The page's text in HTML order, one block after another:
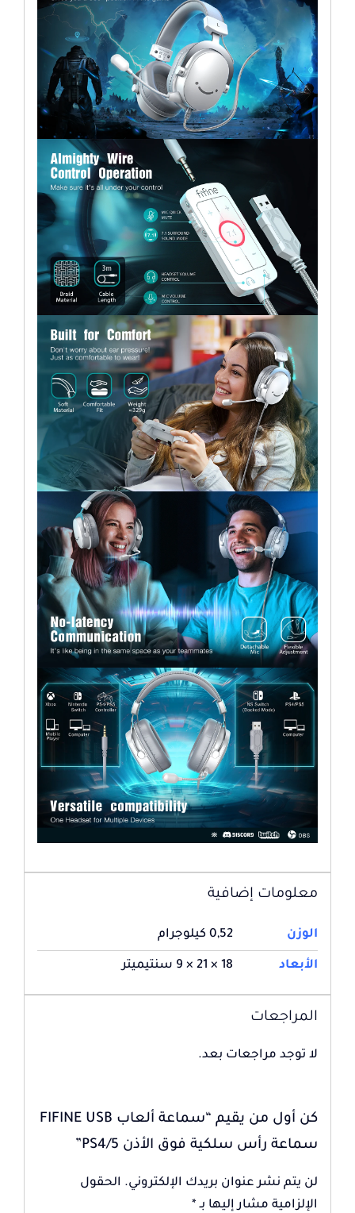
معلومات إضافية
الوزن 0,52 كيلوجرام
الأبعاد 18 × 21 × 9 سنتيميتر
المراجعات
لا توجد مراجعات بعد.
كن أول من يقيم “سماعة ألعاب FIFINE USB
سماعة رأس سلكية فوق الأذن PS4/5”
لن يتم نشر عنوان بريدك الإلكتروني. الحقول
الإلزامية مشار إليها بـ*